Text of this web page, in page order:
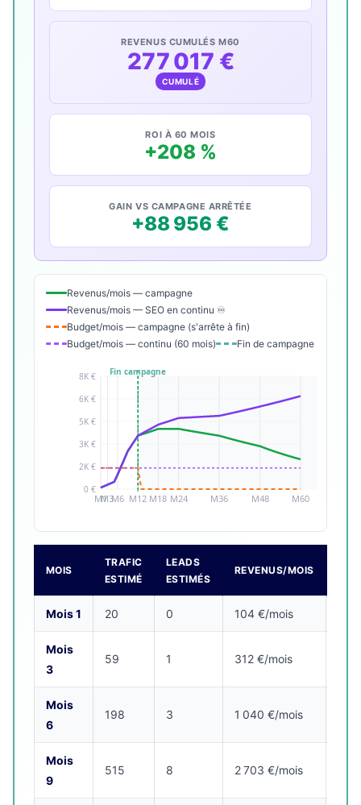
REVENUS CUMULÉS M60
277 017 €
CUMULÉ
ROI À 60 MOIS
+208 %
GAIN VS CAMPAGNE ARRÊTÉE
+88 956 €
Revenus/mois — campagne
Revenus/mois — SEO en continu ♾
Budget/mois — campagne (s'arrête à fin)
Budget/mois — continu (60 mois)
Fin de campagne
MOIS
TRAFIC
ESTIMÉ
LEADS
ESTIMÉS
REVENUS/MOIS
Mois 1 20 0 104 €/mois
Mois
3
59 1 312 €/mois
Mois
6
198 3 1 040 €/mois
Mois
9
515 8 2 703 €/mois